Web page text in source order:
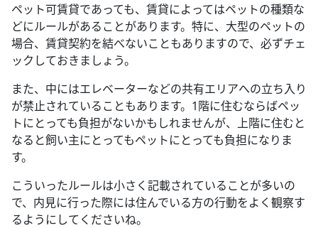
ペット可賃貸であっても、賃貸によってはペットの種類な
どにルールがあることがあります。特に、大型のペットの
場合、賃貸契約を結べないこともありますので、必ずチェ
ックしておきましょう。
また、中にはエレベーターなどの共有エリアへの立ち入り
が禁止されていることもあります。1階に住むならばペッ
トにとっても負担がないかもしれませんが、上階に住むと
なると飼い主にとってもペットにとっても負担になりま
す。
こういったルールは小さく記載されていることが多いの
で、内見に行った際には住んでいる方の行動をよく観察す
るようにしてくださいね。